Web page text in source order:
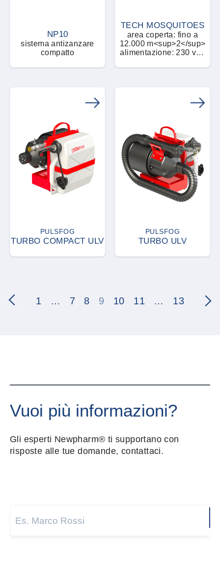
NP10
sistema antizanzare
compatto
TECH MOSQUITOES
area coperta: fino a
12.000 m<sup>2</sup>
alimentazione: 230 volt
PULSFOG
TURBO COMPACT ULV
PULSFOG
TURBO ULV
1 … 7 8 9 10 11 … 13
Vuoi più informazioni?
Gli esperti Newpharm® ti supportano con
risposte alle tue domande, contattaci.